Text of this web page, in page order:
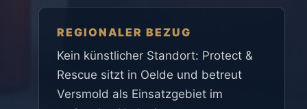
REGIONALER BEZUG
Kein künstlicher Standort: Protect &
Rescue sitzt in Oelde und betreut
Versmold als Einsatzgebiet im